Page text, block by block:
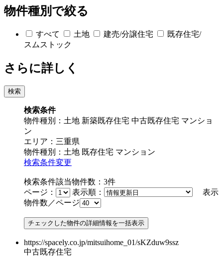
物件種別で絞る
すべて 土地 建売/分譲住宅
既存住宅/
スムストック
さらに詳しく
検索条件
物件種別：土地 新築既存住宅 中古既存住宅 マンショ
ン
エリア：三重県
物件種別：土地 既存住宅 マンション
検索条件変更
検索条件該当物件数： 3件
ページ：
表示順：
表示
物件数／ページ
https://spacely.co.jp/mitsuihome_01/sKZduw9ssz
中古既存住宅